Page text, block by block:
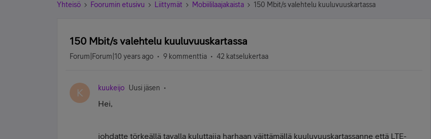
Yhteisö Foorumin etusivu Liittymät Mobiililaajakaista 150 Mbit/s valehtelu kuuluvuuskartassa
150 Mbit/s valehtelu kuuluvuuskartassa
Forum|Forum|10 years ago 9 kommenttia 42 katselukertaa
K kuukeijo Uusi jäsen
Hei,
johdatte törkeällä tavalla kuluttajia harhaan väittämällä kuuluvuuskartassanne että LTE-